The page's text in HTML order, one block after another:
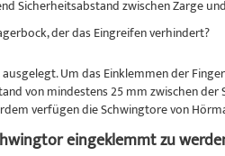
Sicherheitsabstand zwischen Zarge
der das Eingreifen verhindert?
Um das Einklemmen der
von mindestens 25 mm zwischen
verfügen die Schwingtore von
eingeklemmt zu